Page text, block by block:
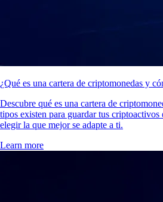
¿Qué es una cartera de criptomonedas y
Descubre qué es una cartera de
tipos existen para guardar tus criptoactivos
elegir la que mejor se adapte a ti.
Learn more